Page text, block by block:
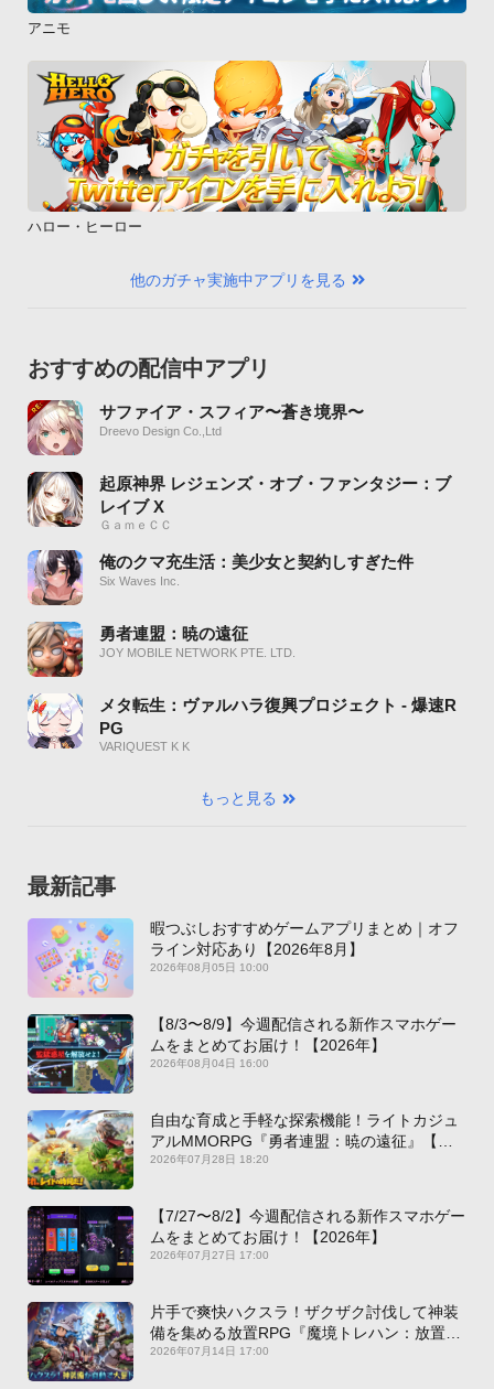
アニモ
ハロー・ヒーロー
他のガチャ実施中アプリを見る
おすすめの配信中アプリ
サファイア・スフィア〜蒼き境界〜
Dreevo Design Co.,Ltd
起原神界 レジェンズ・オブ・ファンタジー：ブ
レイブ X
ＧａｍｅＣＣ
俺のクマ充生活：美少女と契約しすぎた件
Six Waves Inc.
勇者連盟：暁の遠征
JOY MOBILE NETWORK PTE. LTD.
メタ転生：ヴァルハラ復興プロジェクト - 爆速R
PG
VARIQUEST K K
もっと見る
最新記事
暇つぶしおすすめゲームアプリまとめ｜オフ
ライン対応あり【2026年8月】
2026年08月05日 10:00
【8/3〜8/9】今週配信される新作スマホゲー
ムをまとめてお届け！【2026年】
2026年08月04日 16:00
自由な育成と手軽な探索機能！ライトカジュ
アルMMORPG『勇者連盟：暁の遠征』【最
新作PICKUP】
2026年07月28日 18:20
【7/27〜8/2】今週配信される新作スマホゲー
ムをまとめてお届け！【2026年】
2026年07月27日 17:00
片手で爽快ハクスラ！ザクザク討伐して神装
備を集める放置RPG『魔境トレハン：放置で
神装備』【最新作PICKUP】
2026年07月14日 17:00